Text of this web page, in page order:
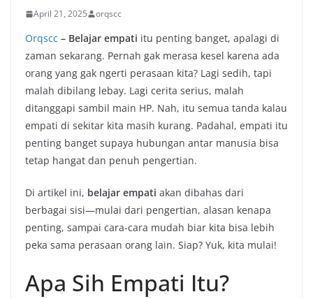
April 21, 2025 orqscc
Orqscc – Belajar empati itu penting banget, apalagi di
zaman sekarang. Pernah gak merasa kesel karena ada
orang yang gak ngerti perasaan kita? Lagi sedih, tapi
malah dibilang lebay. Lagi cerita serius, malah
ditanggapi sambil main HP. Nah, itu semua tanda kalau
empati di sekitar kita masih kurang. Padahal, empati itu
penting banget supaya hubungan antar manusia bisa
tetap hangat dan penuh pengertian.
Di artikel ini, belajar empati akan dibahas dari
berbagai sisi—mulai dari pengertian, alasan kenapa
penting, sampai cara-cara mudah biar kita bisa lebih
peka sama perasaan orang lain. Siap? Yuk, kita mulai!
Apa Sih Empati Itu?